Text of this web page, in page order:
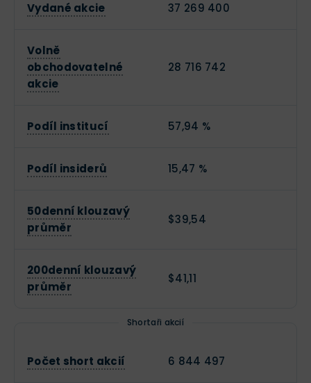
Vydané akcie 37 269 400
Volně
obchodovatelné
akcie
28 716 742
Podíl institucí 57,94 %
Podíl insiderů 15,47 %
50denní klouzavý
průměr
$39,54
200denní klouzavý
průměr
$41,11
Shortaři akcií
Počet short akcií 6 844 497